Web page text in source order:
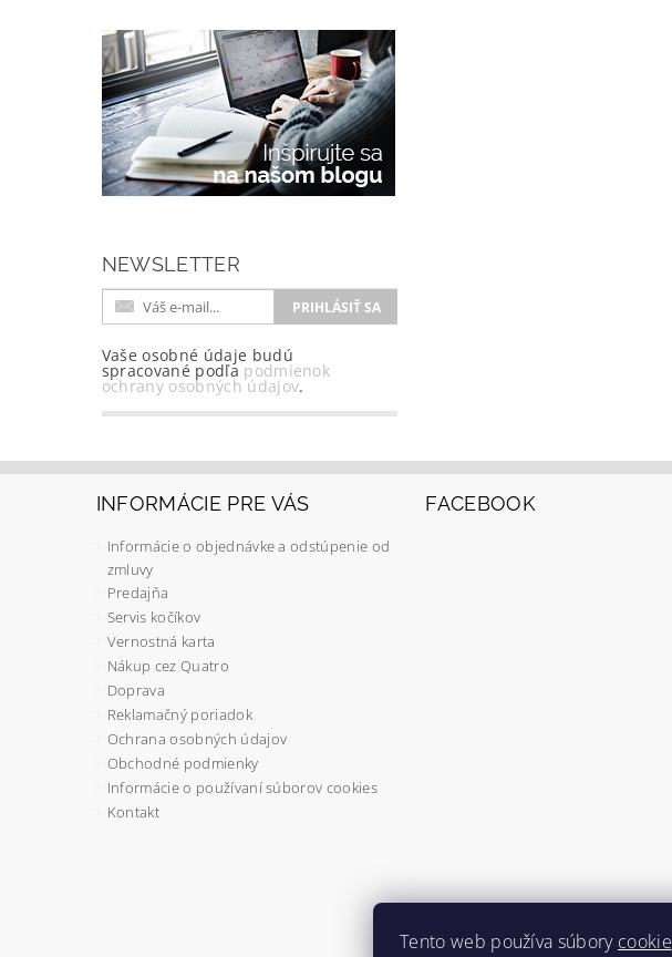
NEWSLETTER
Vaše osobné údaje budú
spracované podľa podmienok
ochrany osobných údajov.
INFORMÁCIE PRE VÁS
Informácie o objednávke a odstúpenie od
zmluvy
Predajňa
Servis kočíkov
Vernostná karta
Nákup cez Quatro
Doprava
Reklamačný poriadok
Ochrana osobných údajov
Obchodné podmienky
Informácie o používaní súborov cookies
Kontakt
FACEBOOK
Tento web používa súbory cookie